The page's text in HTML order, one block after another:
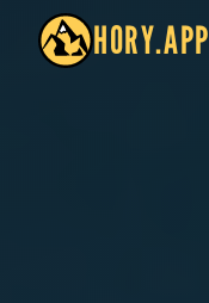
HORY.APP